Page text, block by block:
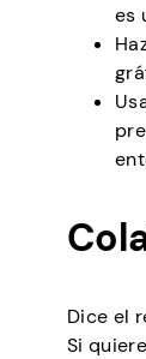
es
Dice el
Si